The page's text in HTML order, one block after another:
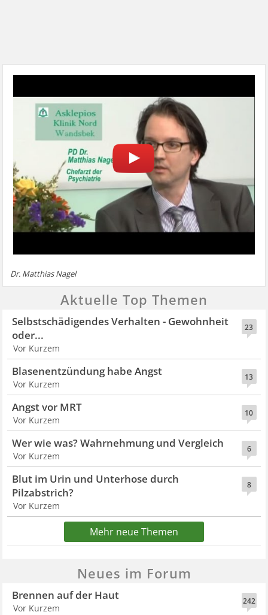
Dr. Matthias Nagel
Aktuelle Top Themen
23
Selbstschädigendes Verhalten - Gewohnheit
oder...
Vor Kurzem
13
Blasenentzündung habe Angst
Vor Kurzem
10
Angst vor MRT
Vor Kurzem
6
Wer wie was? Wahrnehmung und Vergleich
Vor Kurzem
8
Blut im Urin und Unterhose durch
Pilzabstrich?
Vor Kurzem
Mehr neue Themen
Neues im Forum
242
Brennen auf der Haut
Vor Kurzem